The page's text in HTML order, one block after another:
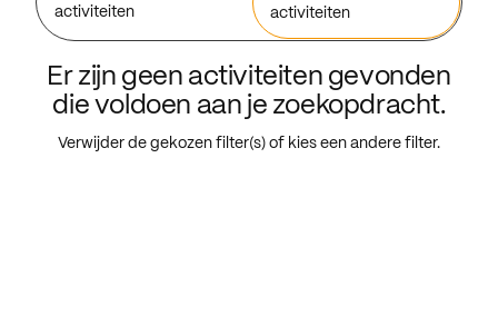
activiteiten
activiteiten
Er zijn geen activiteiten gevonden
die voldoen aan je zoekopdracht.
Verwijder de gekozen filter(s) of kies een andere filter.